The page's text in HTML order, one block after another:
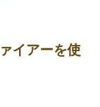
イアーを使